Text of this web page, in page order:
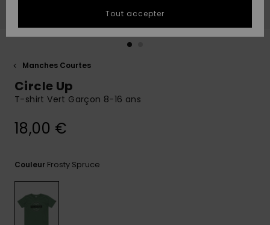
conversation
obtenir la
à votre
question.
Trouvez
Manches Courtes
Circle Up
T-shirt Vert Garçon 8-16 ans
18,00 €
Couleur Frosty Spruce
Tout accepter